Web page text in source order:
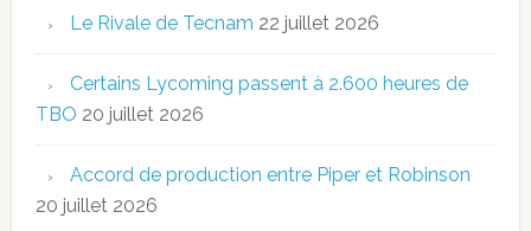
Le Rivale de Tecnam 22 juillet 2026
Certains Lycoming passent à 2.600 heures de
TBO 20 juillet 2026
Accord de production entre Piper et Robinson
20 juillet 2026